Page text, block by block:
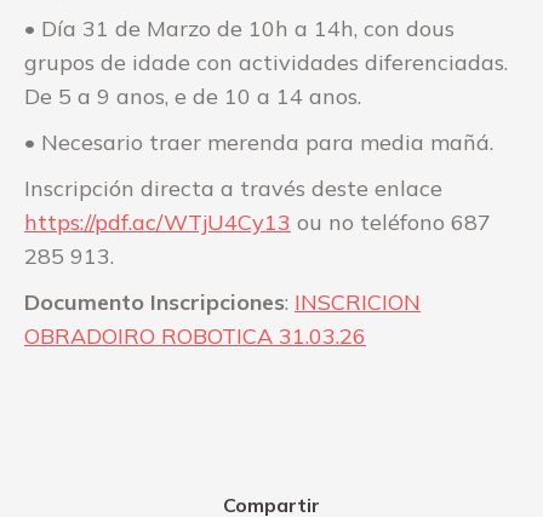
• Día 31 de Marzo de 10h a 14h, con dous
grupos de idade con actividades diferenciadas.
De 5 a 9 anos, e de 10 a 14 anos.
• Necesario traer merenda para media mañá.
Inscripción directa a través deste enlace
https://pdf.ac/WTjU4Cy13 ou no teléfono 687
285 913.
Documento Inscripciones: INSCRICION
OBRADOIRO ROBOTICA 31.03.26
Compartir